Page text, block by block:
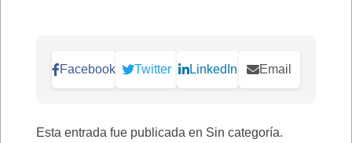
Facebook Twitter LinkedIn Email
Esta entrada fue publicada en Sin categoría.